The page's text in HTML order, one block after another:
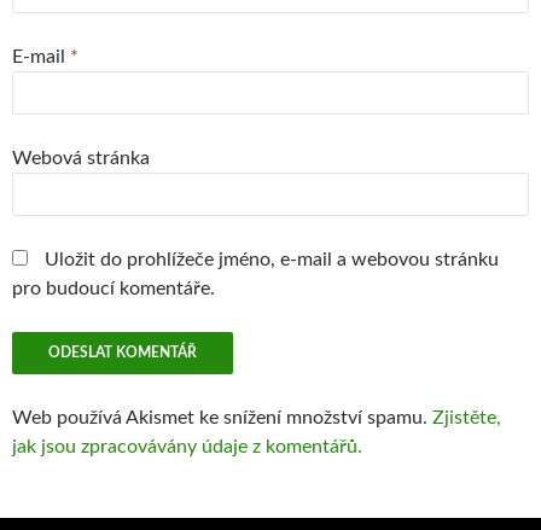
E-mail *
Webová stránka
Uložit do prohlížeče jméno, e-mail a webovou stránku
pro budoucí komentáře.
Web používá Akismet ke snížení množství spamu. Zjistěte,
jak jsou zpracovávány údaje z komentářů.